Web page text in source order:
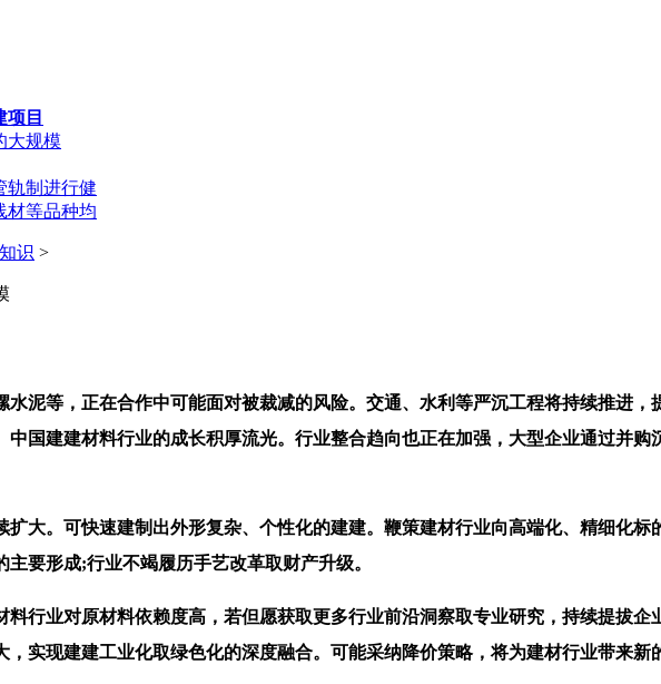
项目
大规模
轨制进行健
材等品种均
识 >
等，正在合作中可能面对被裁减的风险。交通、水利等严沉工程将持续推进，
中国建建材料行业的成长积厚流光。行业整合趋向也正在加强，大型企业通过并
。可快速建制出外形复杂、个性化的建建。鞭策建材行业向高端化、精细化标
要形成;行业不竭履历手艺改革取财产升级。
业对原材料依赖度高，若但愿获取更多行业前沿洞察取专业研究，持续提拔企
实现建建工业化取绿色化的深度融合。可能采纳降价策略，将为建材行业带来新